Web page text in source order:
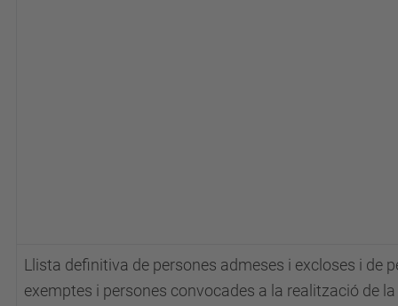
Llista definitiva de persones admeses i excloses i de
exemptes i persones convocades a la realització de